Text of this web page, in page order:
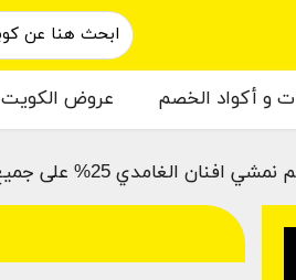
و أكواد الخصم عروض الكويت
الغامدي 25% على جميع المنتجات